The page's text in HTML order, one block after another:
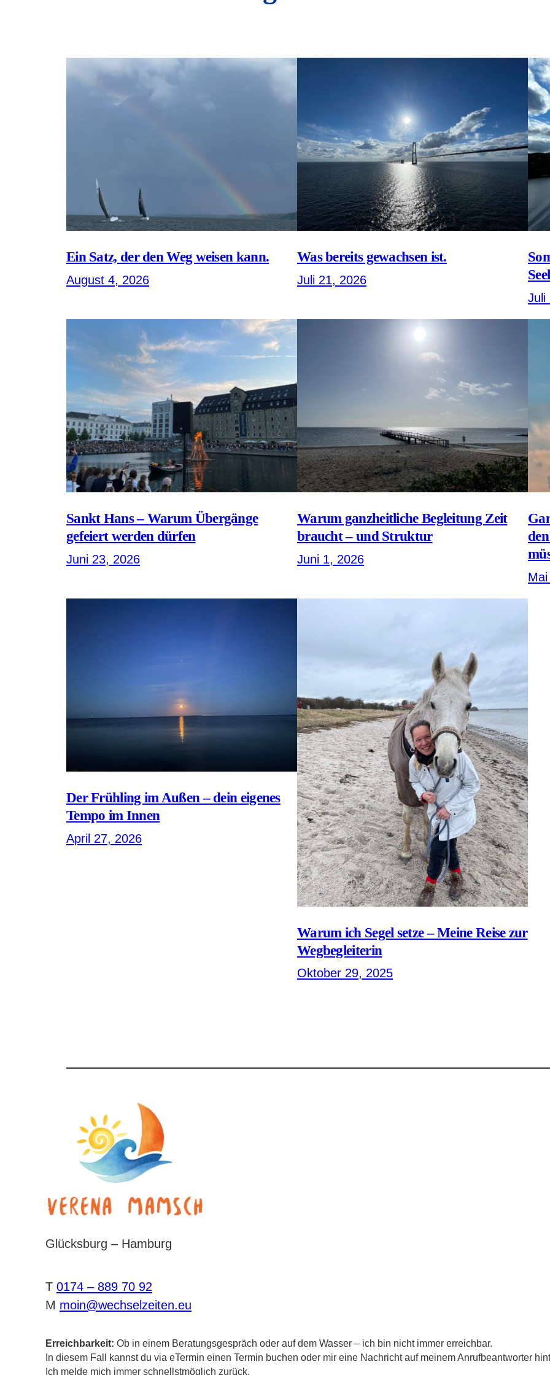
Ein Satz, der den Weg weisen kann.
August 4, 2026
Was bereits gewachsen ist.
Juli 21, 2026
Juli
Sankt Hans – Warum Übergänge
gefeiert werden dürfen
Juni 23, 2026
Warum ganzheitliche Begleitung Zeit
braucht – und Struktur
Juni 1, 2026
Der Frühling im Außen – dein eigenes
Tempo im Innen
April 27, 2026
Warum ich Segel setze – Meine Reise zur
Wegbegleiterin
Oktober 29, 2025
Glücksburg – Hamburg
T 0174 – 889 70 92
M moin@wechselzeiten.eu
Erreichbarkeit: Ob in einem Beratungsgespräch oder auf dem Wasser – ich bin nicht immer erreichbar.
In diesem Fall kannst du via eTermin einen Termin buchen oder mir eine Nachricht auf meinem Anrufbeantworter
Ich melde mich immer schnellstmöglich zurück.